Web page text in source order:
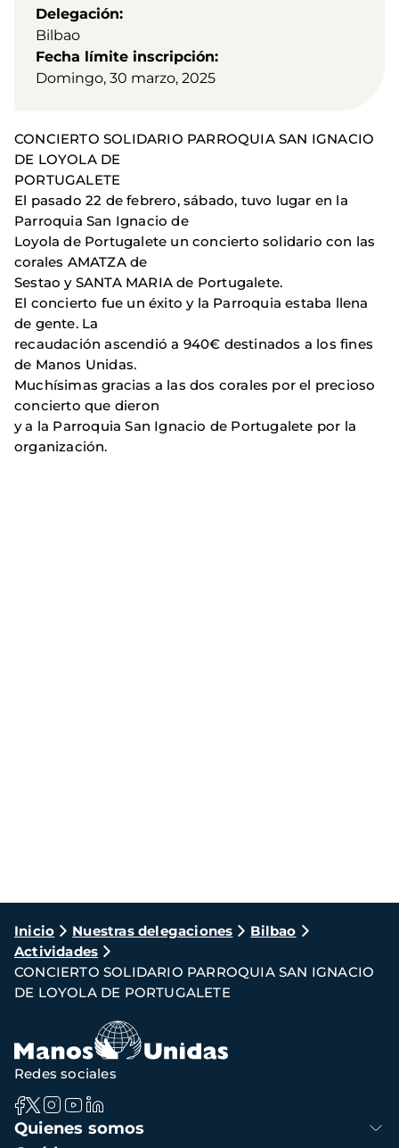
Delegación
Bilbao
Fecha límite inscripción
Domingo, 30 marzo, 2025
CONCIERTO SOLIDARIO PARROQUIA SAN IGNACIO
DE LOYOLA DE
PORTUGALETE
El pasado 22 de febrero, sábado, tuvo lugar en la
Parroquia San Ignacio de
Loyola de Portugalete un concierto solidario con las
corales AMATZA de
Sestao y SANTA MARIA de Portugalete.
El concierto fue un éxito y la Parroquia estaba llena
de gente. La
recaudación ascendió a 940€ destinados a los fines
de Manos Unidas.
Muchísimas gracias a las dos corales por el precioso
concierto que dieron
y a la Parroquia San Ignacio de Portugalete por la
organización.
Ruta
de
navegación
Inicio Nuestras delegaciones
Bilbao
Actividades
CONCIERTO SOLIDARIO PARROQUIA SAN IGNACIO
DE LOYOLA DE PORTUGALETE
Navegación
principal
Quienes somos
Redes sociales